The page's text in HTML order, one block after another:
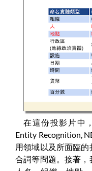
在這份投影片中
Entity Recognition,
用領域以及所面臨
合詞等問題。接著